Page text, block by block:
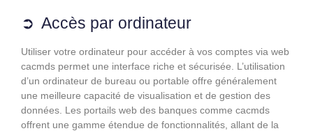
Accès par ordinateur
Utiliser votre ordinateur pour accéder à vos comptes via web
cacmds permet une interface riche et sécurisée. L’utilisation
d’un ordinateur de bureau ou portable offre généralement
une meilleure capacité de visualisation et de gestion des
données. Les portails web des banques comme cacmds
offrent une gamme étendue de fonctionnalités, allant de la